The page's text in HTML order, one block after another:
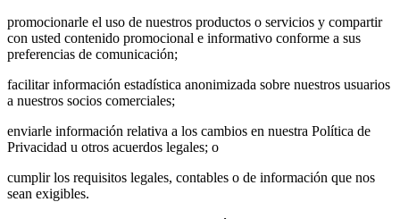
promocionarle el uso de nuestros productos o servicios y compartir
con usted contenido promocional e informativo conforme a sus
preferencias de comunicación;
facilitar información estadística anonimizada sobre nuestros usuarios
a nuestros socios comerciales;
enviarle información relativa a los cambios en nuestra Política de
Privacidad u otros acuerdos legales; o
cumplir los requisitos legales, contables o de información que nos
sean exigibles.